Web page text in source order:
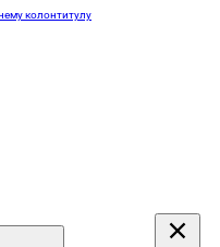
колонтитулу